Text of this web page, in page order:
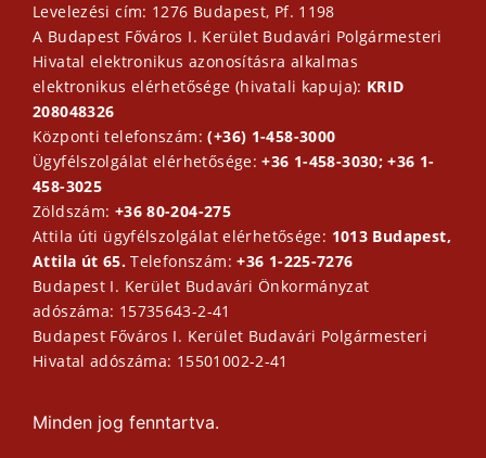
Levelezési cím: 1276 Budapest, Pf. 1198
A Budapest Főváros I. Kerület Budavári Polgármesteri
Hivatal elektronikus azonosításra alkalmas
elektronikus elérhetősége (hivatali kapuja): KRID
208048326
Központi telefonszám:(+36) 1-458-3000
Ügyfélszolgálat elérhetősége:+36 1-458-3030; +36 1-
458-3025
Zöldszám: +36 80-204-275
Attila úti ügyfélszolgálat elérhetősége: 1013 Budapest,
Attila út 65.Telefonszám:+36 1-225-7276
Budapest I. Kerület Budavári Önkormányzat
adószáma: 15735643-2-41
Budapest Főváros I. Kerület Budavári Polgármesteri
Hivatal adószáma: 15501002-2-41
Minden jog fenntartva.